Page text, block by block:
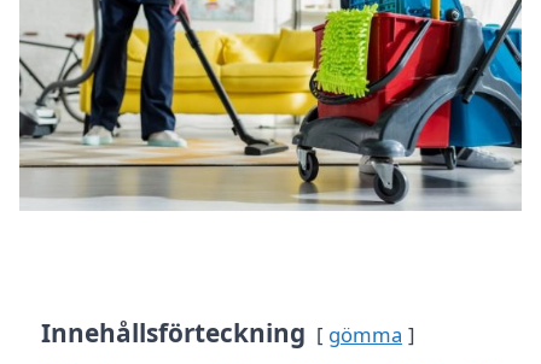
Innehållsförteckning gömma